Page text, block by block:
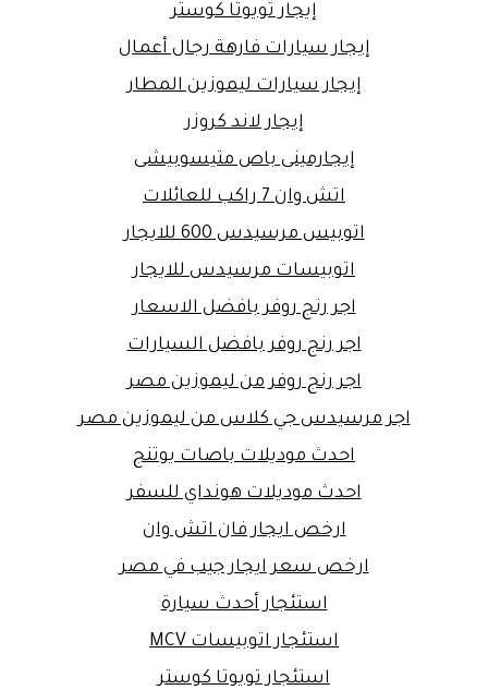
إيجار تويوتا كوستر
إيجار سيارات فارهة رجال أعمال
إيجار سيارات ليموزين المطار
إيجار لاند كروزر
إيجارمينى باص متيسوبيشى
اتش وان 7 راكب للعائلات
اتوبيس مرسيدس 600 للايجار
اتوبيسات مرسيدس للايجار
اجر رنج روفر بافضل الاسعار
اجر رنج روفر بافضل السيارات
اجر رنج روفر من ليموزين مصر
اجر مرسيدس جي كلاس من ليموزين مصر
احدث موديلات باصات يوتنج
احدث موديلات هونداي للسفر
ارخص ايجار فان اتش وان
ارخص سعر ايجار جيب في مصر
استئجار أحدث سيارة
استئجار اتوبيسات MCV
استئجار تويوتا كوستر